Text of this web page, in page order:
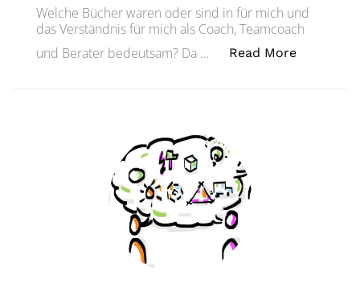
Welche Bücher waren oder sind in für mich und
das Verständnis für mich als Coach, Teamcoach
und Berater bedeutsam? Da …
Read More